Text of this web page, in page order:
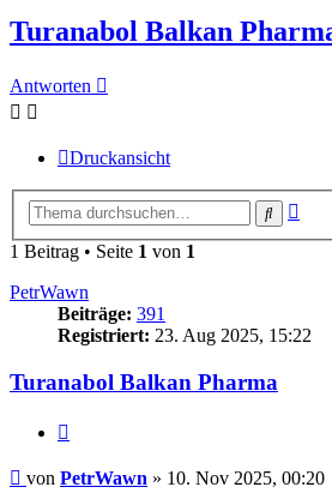
Turanabol Balkan
Antworten
Druckansicht
Suche
1 Beitrag • Seite 1 von 1
PetrWawn
Beiträge: 391
Registriert: 23. Aug 2025, 15:22
Turanabol Balkan Pharma
Beitrag
von PetrWawn » 10. Nov 2025, 00:20